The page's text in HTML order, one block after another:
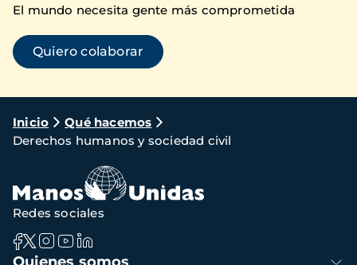
El mundo necesita gente más comprometida
Quiero colaborar
Ruta
de
navegación
Inicio
Qué hacemos
Derechos humanos y sociedad civil
Navegación
Redes sociales